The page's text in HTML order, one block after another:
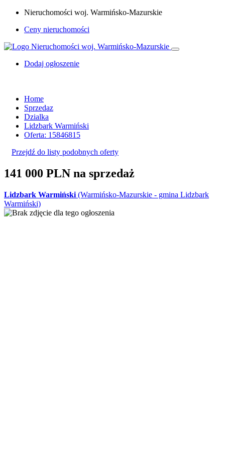
Nieruchomości woj. Warmińsko-Mazurskie
Ceny nieruchomości
Dodaj ogłoszenie
Home
Sprzedaz
Dzialka
Lidzbark Warmiński
Oferta: 15846815
Przejdź do listy podobnych oferty
141 000 PLN na sprzedaż
Lidzbark Warmiński (Warmińsko-Mazurskie - gmina Lidzbark
Warmiński)